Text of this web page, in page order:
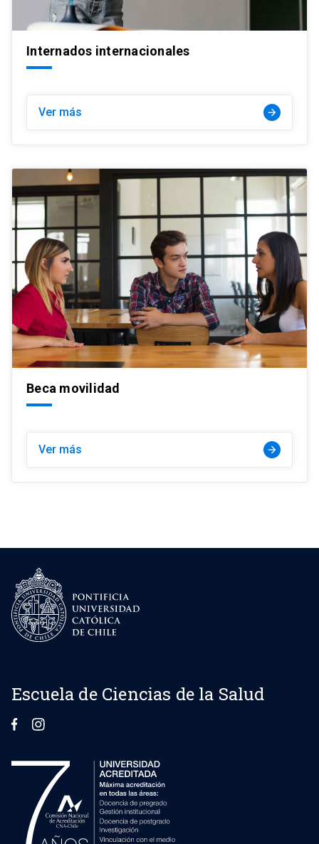
Internados internacionales
Ver más arrow_forward
Beca movilidad
Ver más arrow_forward
Escuela de Ciencias de la Salud